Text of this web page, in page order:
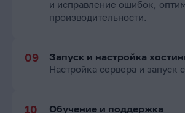
и исправление ошибок,
производительности.
Запуск и настройка
Настройка сервера и запуск
Обучение и поддержка